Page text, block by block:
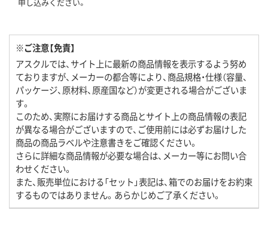
※ご注意【免責】
アスクルでは、サイト上に最新の商品情報を表示するよう努め
ておりますが、メーカーの都合等により、商品規格・仕様（容量、
パッケージ、原材料、原産国など）が変更される場合がございま
す。
このため、実際にお届けする商品とサイト上の商品情報の表記
が異なる場合がございますので、ご使用前には必ずお届けした
商品の商品ラベルや注意書きをご確認ください。
さらに詳細な商品情報が必要な場合は、メーカー等にお問い合
わせください。
また、販売単位における「セット」表記は、箱でのお届けをお約束
するものではありません。あらかじめご了承ください。